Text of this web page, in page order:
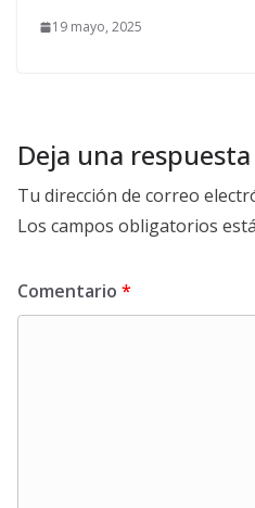
19 mayo, 2025
Deja una respuesta
Tu dirección de correo
Los campos obligatorios
Comentario *